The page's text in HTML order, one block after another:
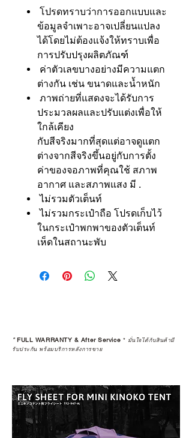
โปรดทราบว่าการออกแบบและ
ข้อมูลจำเพาะอาจเปลี่ยนแปลง
ได้โดยไม่ต้องแจ้งให้ทราบเพื่อ
การปรับปรุงผลิตภัณฑ์
ค่าตัวเลขบางอย่างมีความแตก
ต่างกัน เช่น ขนาดและน้ำหนัก
ภาพถ่ายที่แสดงจะได้รับการ
ประมวลผลและปรับแต่งเพื่อให้
ใกล้เคียง
กับสีจริงมากที่สุดแต่อาจดูแตก
ต่างจากสีจริงขึ้นอยู่กับการตั้ง
ค่าของจอภาพที่คุณใช้ สภาพ
อากาศ และสภาพแสง มี .
ไม่รวมตัวเต็นท์
ไม่รวมกระเป๋าถือ โปรดเก็บไว้
ในกระเป๋าพกพาของตัวเต็นท์
เห็ดในสถานะพับ
*FULL WARRANTY & After Service * มั่นใจได้กับสินค้ามี
รับประกัน พร้อมบริการหลังการขาย